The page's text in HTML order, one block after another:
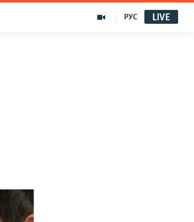
РУС LIVE